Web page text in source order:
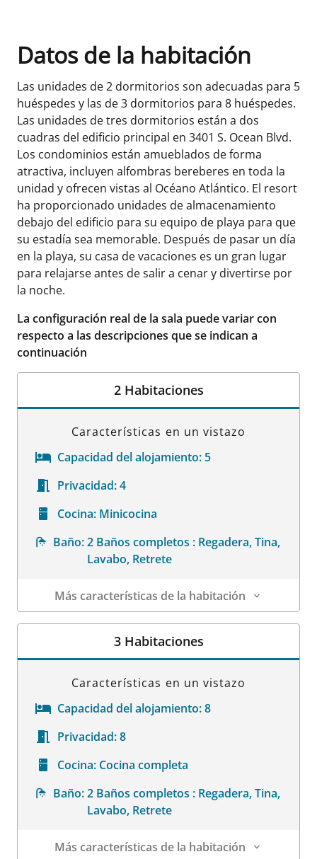
Datos de la habitación
Las unidades de 2 dormitorios son adecuadas para 5
huéspedes y las de 3 dormitorios para 8 huéspedes.
Las unidades de tres dormitorios están a dos
cuadras del edificio principal en 3401 S. Ocean Blvd.
Los condominios están amueblados de forma
atractiva, incluyen alfombras bereberes en toda la
unidad y ofrecen vistas al Océano Atlántico. El resort
ha proporcionado unidades de almacenamiento
debajo del edificio para su equipo de playa para que
su estadía sea memorable. Después de pasar un día
en la playa, su casa de vacaciones es un gran lugar
para relajarse antes de salir a cenar y divertirse por
la noche.
La configuración real de la sala puede variar con
respecto a las descripciones que se indican a
continuación
2 Habitaciones
Características en un vistazo
Capacidad del alojamiento: 5
Privacidad:4
Cocina: Minicocina
Baño: 2 Baños completos : Regadera, Tina,
Lavabo, Retrete
Más características de la habitación
Datos de la habitación
3 Habitaciones
Características en un vistazo
Capacidad del alojamiento:8
Privacidad:8
Cocina: Cocina completa
Baño: 2 Baños completos : Regadera, Tina,
Lavabo, Retrete
Más características de la habitación